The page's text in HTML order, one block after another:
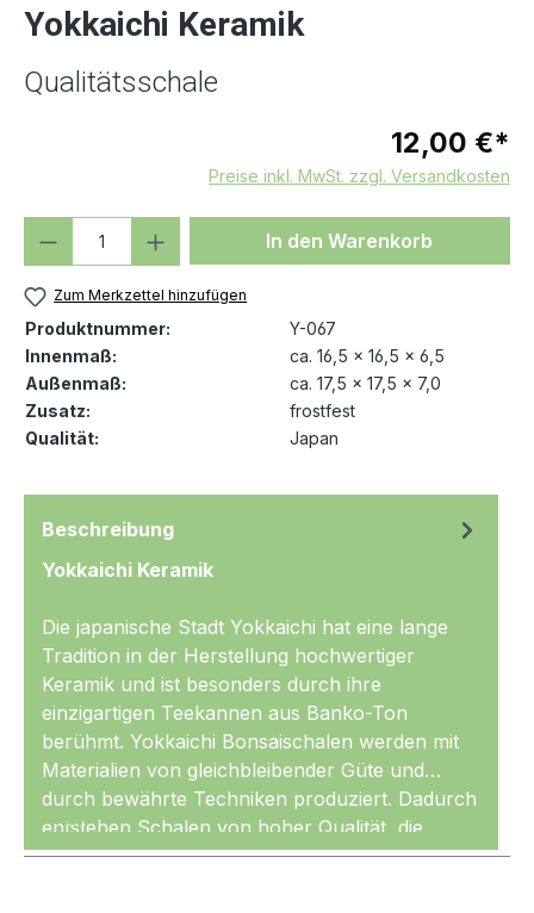
Yokkaichi Keramik
Qualitätsschale
12,00 €*
Preise inkl. MwSt. zzgl. Versandkosten
Produkt Anzahl: Gib denIn den Warenkorb
Zum Merkzettel hinzufügen
Produktnummer:
Y-067
Innenmaß:
ca. 16,5 x 16,5 x 6,5
Außenmaß:
ca. 17,5 x 17,5 x 7,0
Zusatz:
frostfest
Qualität:
Japan
Beschreibung
Yokkaichi Keramik
Die japanische Stadt Yokkaichi hat eine lange
Tradition in der Herstellung hochwertiger
Keramik und ist besonders durch ihre
einzigartigen Teekannen aus Banko-Ton
berühmt. Yokkaichi Bonsaischalen werden mit
Materialien von gleichbleibender Güte und
durch bewährte Techniken produziert. Dadurch
entstehen Schalen von hoher Qualität, die
gleichmäßig geformt und sehr sauber glasiert
Mehr